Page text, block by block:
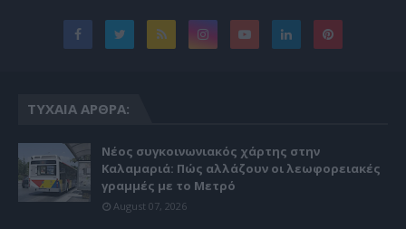
ΤΥΧΑΊΑ ΆΡΘΡΑ:
Νέος συγκοινωνιακός χάρτης στην
Καλαμαριά: Πώς αλλάζουν οι λεωφορειακές
γραμμές με το Μετρό
August 07, 2026